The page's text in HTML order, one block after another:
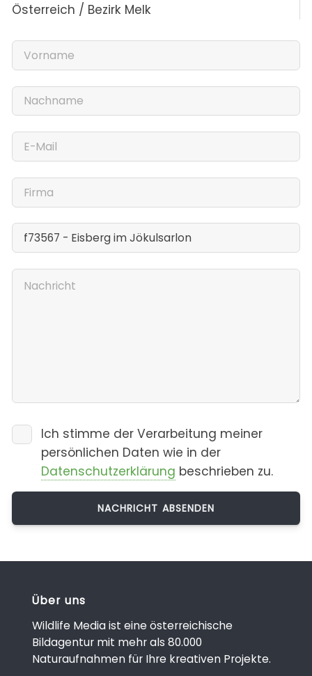
Österreich / Bezirk Melk
Ich stimme der Verarbeitung meiner
persönlichen Daten wie in der
Datenschutzerklärung beschrieben zu.
Über uns
Wildlife Media ist eine österreichische
Bildagentur mit mehr als 80.000
Naturaufnahmen für Ihre kreativen Projekte.